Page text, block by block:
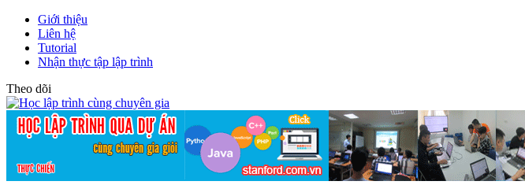
Giới thiệu
Liên hệ
Tutorial
Nhận thực tập lập trình
Theo dõi